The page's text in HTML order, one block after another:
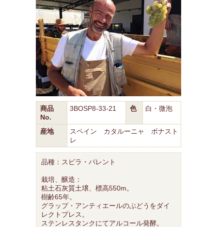
商品
No.
3BOSP8-33-21 色 白・微泡
産地
スペイン カタルーニャ ボナスト
レ
品種：スビラ・パレント
栽培、醸造：
粘土石灰質土壌、標高550m。
樹齢65年。
グラップ・アンティエールのぶどうをダイ
レクトプレス。
ステンレスタンクにてアルコール発酵。